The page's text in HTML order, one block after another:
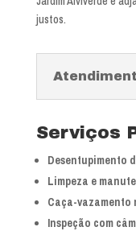
justos.
Serviços
Desentupimento
Limpeza e
Caça-vazamento
Inspeção com